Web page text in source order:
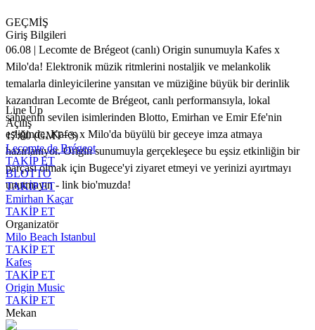
GEÇMİŞ
Giriş Bilgileri
06.08 | Lecomte de Brégeot (canlı) Origin sunumuyla Kafes x
Milo'da! Elektronik müzik ritmlerini nostaljik ve melankolik
temalarla dinleyicilerine yansıtan ve müziğine büyük bir derinlik
kazandıran Lecomte de Brégeot, canlı performansıyla, lokal
sahnenin sevilen isimlerinden Blotto, Emirhan ve Emir Efe'nin
eşliğinde, Kafes x Milo'da büyülü bir geceye imza atmaya
hazırlanıyor. Origin sunumuyla gerçekleşece bu eşsiz etkinliğin bir
parçası olmak için Bugece'yi ziyaret etmeyi ve yerinizi ayırtmayı
unutmayın - link bio'muzda!
Line Up
Açılış
17:00 (GMT+3)
Lecomte de Brégeot
TAKİP ET
BLOTTO
TAKİP ET
Emirhan Kaçar
TAKİP ET
Organizatör
Milo Beach Istanbul
TAKİP ET
Kafes
TAKİP ET
Origin Music
TAKİP ET
Mekan